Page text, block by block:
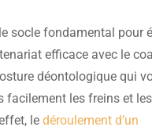
socle fondamental pour
efficace avec le
déontologique qui
facilement les freins et
ledéroulement d’un